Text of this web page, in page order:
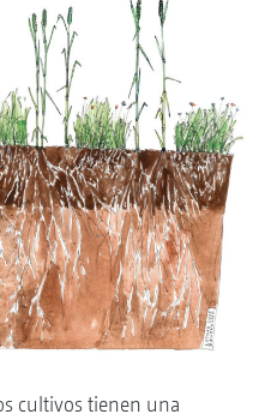
cultivos tienen una